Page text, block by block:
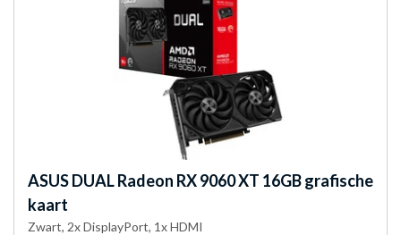
ASUSDUAL Radeon RX 9060 XT 16GB grafische
kaart
Zwart, 2x DisplayPort, 1x HDMI